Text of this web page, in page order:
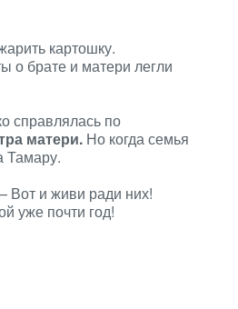
картошку.
о брате и матери легли
справлялась по
матери. Но когда семья
Тамару.
Вот и живи ради них!
уже почти год!